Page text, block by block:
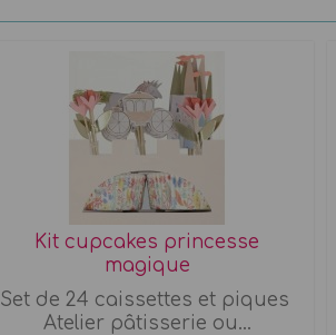
Kit cupcakes princesse
magique
Set de 24 caissettes et piques
Atelier pâtisserie ou...